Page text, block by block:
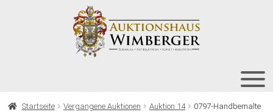
HOME
Startseite Vergangene Auktionen Auktion 14
0797-Handbemalte